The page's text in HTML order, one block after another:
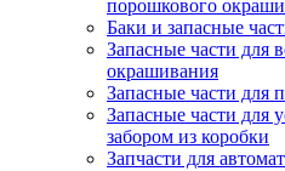
порошкового
Баки и запасные
Запасные части для
окрашивания
Запасные части для
Запасные части для
забором из коробки
Запчасти для